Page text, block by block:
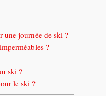
une journée de ski ?
?
ski ?
le ski ?